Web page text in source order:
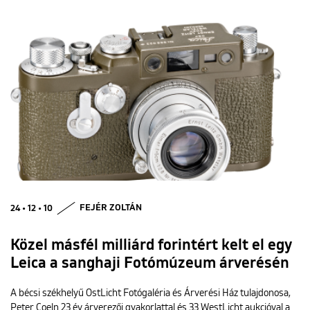
24 • 12 • 10 FEJÉR ZOLTÁN
Közel másfél milliárd forintért kelt el egy
Leica a sanghaji Fotómúzeum árverésén
A bécsi székhelyű OstLicht Fotógaléria és Árverési Ház tulajdonosa,
Peter Coeln 23 év árverezői gyakorlattal és 33 WestLicht aukcióval a